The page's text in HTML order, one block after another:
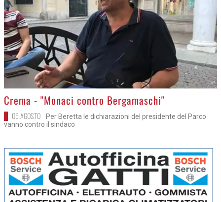
>
Crema - "Monaci contro Bergamaschi"
05 AGOSTO
Per Beretta le dichiarazioni del presidente del Parco
vanno contro il sindaco